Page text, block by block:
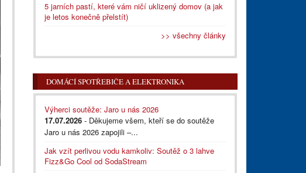
5 jarních pastí, které vám ničí uklizený domov (a jak
je letos konečně přelstít)
>> všechny články
DOMÁCÍ SPOTŘEBIČE A ELEKTRONIKA
Výherci soutěže: Jaro u nás 2026
17.07.2026 - Děkujeme všem, kteří se do soutěže
Jaro u nás 2026 zapojili –...
Jak vzít perlivou vodu kamkoliv: Soutěž o 3 lahve
Fizz&Go Cool od SodaStream